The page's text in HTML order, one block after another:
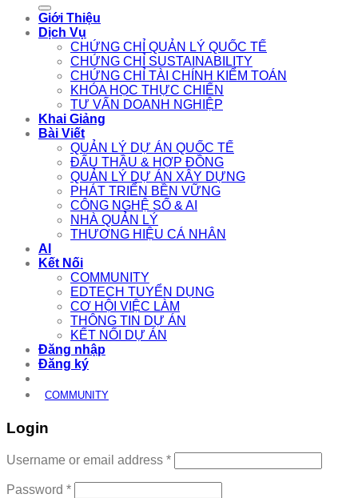
Giới Thiệu
Dịch Vụ
CHỨNG CHỈ QUẢN LÝ QUỐC TẾ
CHỨNG CHỈ SUSTAINABILITY
CHỨNG CHỈ TÀI CHÍNH KIỂM TOÁN
KHÓA HỌC THỰC CHIẾN
TƯ VẤN DOANH NGHIỆP
Khai Giảng
Bài Viết
QUẢN LÝ DỰ ÁN QUỐC TẾ
ĐẤU THẦU & HỢP ĐỒNG
QUẢN LÝ DỰ ÁN XÂY DỰNG
PHÁT TRIỂN BỀN VỮNG
CÔNG NGHỆ SỐ & AI
NHÀ QUẢN LÝ
THƯƠNG HIỆU CÁ NHÂN
AI
Kết Nối
COMMUNITY
EDTECH TUYỂN DỤNG
CƠ HỘI VIỆC LÀM
THÔNG TIN DỰ ÁN
KẾT NỐI DỰ ÁN
Đăng nhập
Đăng ký
COMMUNITY
Login
Username or email address *Required
Password *Required